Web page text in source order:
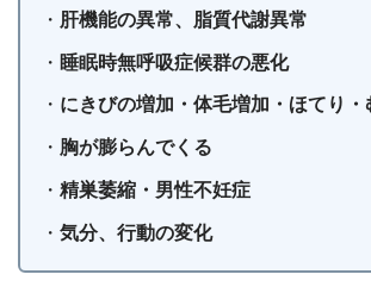
・ 肝機能の異常、脂質代謝異常
・ 睡眠時無呼吸症候群の悪化
・ にきびの増加・体毛増加・ほてり・
・ 胸が膨らんでくる
・精巣萎縮・男性不妊症
・気分、行動の変化